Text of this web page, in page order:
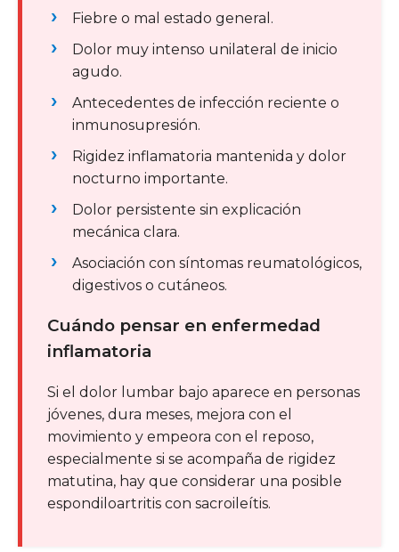
Fiebre o mal estado general.
Dolor muy intenso unilateral de inicio
agudo.
Antecedentes de infección reciente o
inmunosupresión.
Rigidez inflamatoria mantenida y dolor
nocturno importante.
Dolor persistente sin explicación
mecánica clara.
Asociación con síntomas reumatológicos,
digestivos o cutáneos.
Cuándo pensar en enfermedad
inflamatoria
Si el dolor lumbar bajo aparece en personas
jóvenes, dura meses, mejora con el
movimiento y empeora con el reposo,
especialmente si se acompaña de rigidez
matutina, hay que considerar una posible
espondiloartritis con sacroileítis.